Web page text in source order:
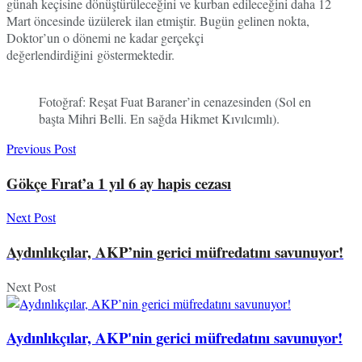
günah keçisine dönüştürüleceğini ve kurban edileceğini daha 12
Mart öncesinde üzülerek ilan etmiştir. Bugün gelinen nokta,
Doktor’un o dönemi ne kadar gerçekçi
değerlendirdiğini göstermektedir.
Fotoğraf: Reşat Fuat Baraner’in cenazesinden (Sol en
başta Mihri Belli. En sağda Hikmet Kıvılcımlı).
Previous Post
Gökçe Fırat’a 1 yıl 6 ay hapis cezası
Next Post
Aydınlıkçılar, AKP’nin gerici müfredatını savunuyor!
Next Post
Aydınlıkçılar, AKP'nin gerici müfredatını savunuyor!